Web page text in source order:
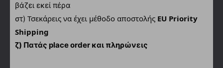
βάζει εκεί πέρα
στ) Τσεκάρεις να έχει μέθοδο αποστολής EU Priority
Shipping
ζ) Πατάς place order και πληρώνεις